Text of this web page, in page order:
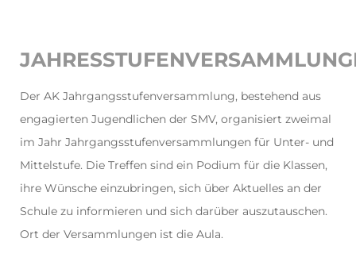
Der AK Jahrgangsstufenversammlung, bestehend aus
engagierten Jugendlichen der SMV, organisiert zweimal
im Jahr Jahrgangsstufenversammlungen für Unter- und
Mittelstufe. Die Treffen sind ein Podium für die Klassen,
ihre Wünsche einzubringen, sich über Aktuelles an der
Schule zu informieren und sich darüber auszutauschen.
Ort der Versammlungen ist die Aula.